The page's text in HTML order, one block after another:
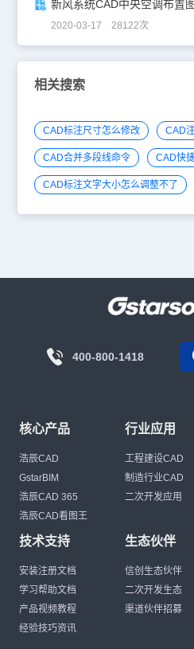
新风系统CAD中央空调布置图
2020-03-17 28122次
相关搜索
CAD标注尺寸怎么修改 CAD
CAD合并多段线命令 CAD快
CAD标注文字大小怎么调整不了
400-800-1418
核心产品
浩辰CAD
GstarBIM
浩辰CAD 365
浩辰CAD看图王
行业应用
工程建设CAD
制造行业CAD
二次开发应用
技术支持
安装注册文档
学习帮助文档
产品视频教程
经验技巧资讯
生态伙伴
信创生态伙伴
二次开发生态
渠道伙伴招募